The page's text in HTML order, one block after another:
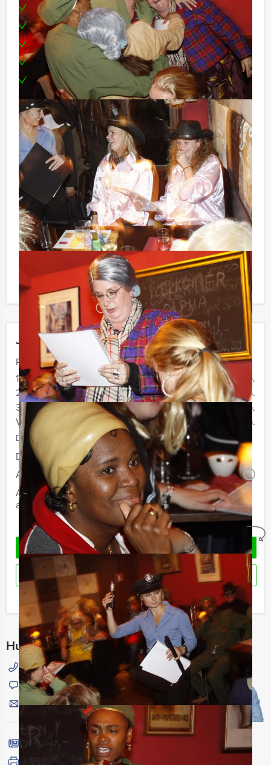
Jouw uitje
Prijs :
10 - 19 personen
€ 64,50 p.p.
20 - 29 personen
€ 62,50 p.p.
30 - 39 pesonen
€ 59,50 p.p.
Vanaf 40 personen
€ 56,50 p.p.
De prijzen zijn exclusief BTW
Duur:
Aantal:
Minimaal 10 personen i
Afhankelijk van de in overleg gekozen locatie voor uw
arrangement kan een extra zaalhuur worden berekend
Geheel vrijblijvend
OFFERTE AANVRAGEN
RESERVEREN
Ik heb een vraag over dit uitje
Hulp nodig bij het kiezen?
015 204 40 00
Chat met Jeroen
Stuur ons een mailtje
Bel mij terug
Bekijk printbare versie
Begeleiding door professionele acteur(s)
Kleding
Script
Prijs voor de beste speurneus!
Te boeken op uw gewenste dag en tijdstip!
Moordspeltip:
Niet telkens uw knip hoeven trekken om uw drankje af
te rekenen tijdens uw Moordspellunch? Voor € 13,50
per persoon per uur (excl. BTW) kunt u gebruikmaken
van het drankarrangement, waarbij u onbeperkt kunt
genieten van bier, fris, huiswijn, koffie en thee. Zo
komt u achteraf niet voor verrassingen te staan!
Reservering voor kleinere groepen:
Komt u niet aan het minimale aantal deelnemers voor
dit arrangement? Als u bereid bent voor het minimale
aantal te betalen, kunt u ook gewoon voor minder
personen boeken!